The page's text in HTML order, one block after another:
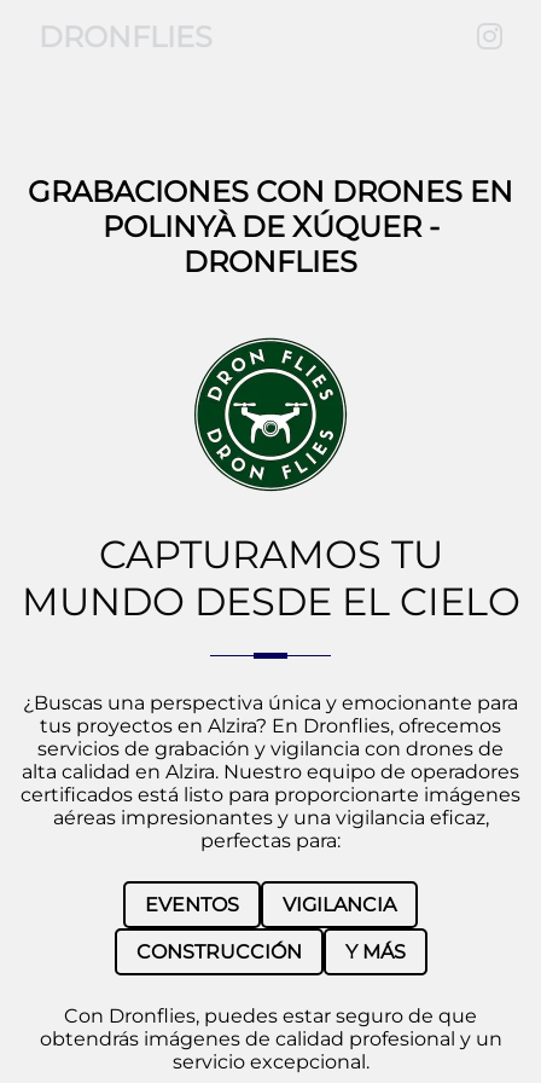
DRONFLIES
GRABACIONES CON DRONES EN
POLINYÀ DE XÚQUER-
DRONFLIES
CAPTURAMOS TU
MUNDO DESDE EL CIELO
¿Buscas una perspectiva única y emocionante para
tus proyectos en Alzira? En Dronflies, ofrecemos
servicios de grabación y vigilancia con drones de
alta calidad en Alzira. Nuestro equipo de operadores
certificados está listo para proporcionarte imágenes
aéreas impresionantes y una vigilancia eficaz,
perfectas para:
EVENTOS VIGILANCIA
CONSTRUCCIÓN Y MÁS
Con Dronflies, puedes estar seguro de que
obtendrás imágenes de calidad profesional y un
servicio excepcional.